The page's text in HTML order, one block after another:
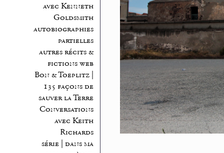
avec Kenneth
Goldsmith
autobiographies
partielles
autres récits &
fictions web
Bon & Toeplitz |
135 façons de
sauver la Terre
Conversations
avec Keith
Richards
série | dans ma